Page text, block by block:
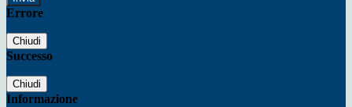
Errore
Chiudi
Successo
Chiudi
Informazione